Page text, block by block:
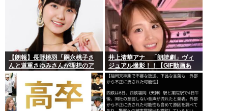
【朗報】長野桃羽「嗣永桃子さ
んと道重さゆみさんが理想のア
イドル像」
井上清華アナ 「朗読劇」ヴィ
ジュアル撮影！！【GIF動画あ
り】